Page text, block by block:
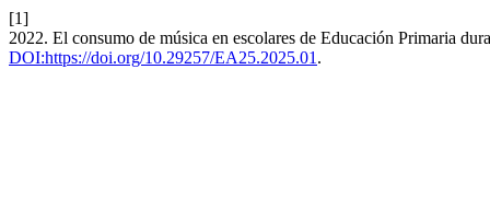
[1]
2022. El consumo de música en escolares de Educación Primaria
DOI:https://doi.org/10.29257/EA25.2025.01 .